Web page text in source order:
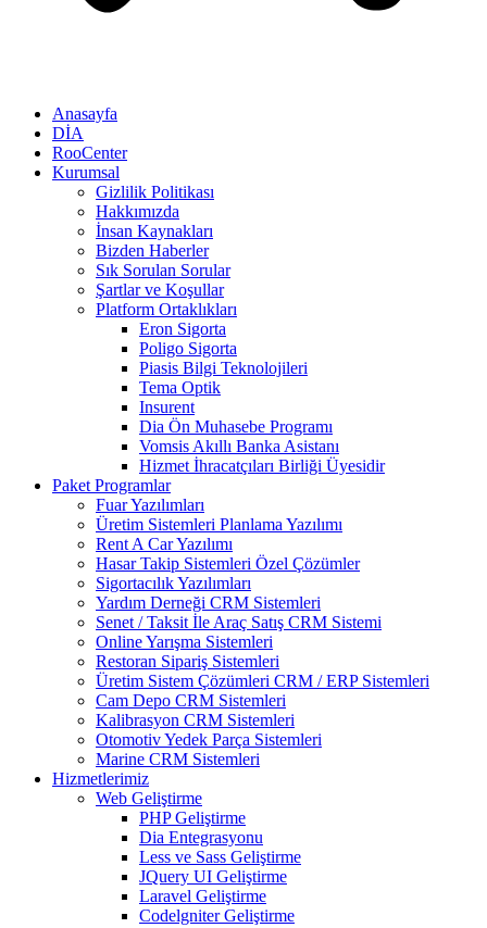
Anasayfa
DİA
RooCenter
Kurumsal
Gizlilik Politikası
Hakkımızda
İnsan Kaynakları
Bizden Haberler
Sık Sorulan Sorular
Şartlar ve Koşullar
Platform Ortaklıkları
Eron Sigorta
Poligo Sigorta
Piasis Bilgi Teknolojileri
Tema Optik
Insurent
Dia Ön Muhasebe Programı
Vomsis Akıllı Banka Asistanı
Hizmet İhracatçıları Birliği Üyesidir
Paket Programlar
Fuar Yazılımları
Üretim Sistemleri Planlama Yazılımı
Rent A Car Yazılımı
Hasar Takip Sistemleri Özel Çözümler
Sigortacılık Yazılımları
Yardım Derneği CRM Sistemleri
Senet / Taksit İle Araç Satış CRM Sistemi
Online Yarışma Sistemleri
Restoran Sipariş Sistemleri
Üretim Sistem Çözümleri CRM / ERP Sistemleri
Cam Depo CRM Sistemleri
Kalibrasyon CRM Sistemleri
Otomotiv Yedek Parça Sistemleri
Marine CRM Sistemleri
Hizmetlerimiz
Web Geliştirme
PHP Geliştirme
Dia Entegrasyonu
Less ve Sass Geliştirme
JQuery UI Geliştirme
Laravel Geliştirme
Codelgniter Geliştirme